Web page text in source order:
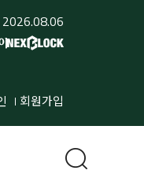
2026.08.06
회원가입